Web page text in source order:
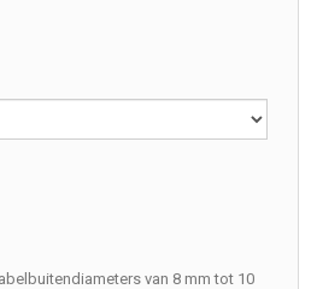
van 8 mm tot 10